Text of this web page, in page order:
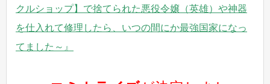
クルショップ】で捨てられた悪役令嬢（英雄）や神器
を仕入れて修理したら、いつの間にか最強国家になっ
てました～』